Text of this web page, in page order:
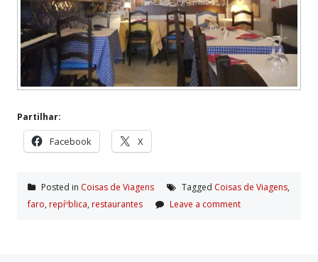
Partilhar:
Facebook X
Posted in Coisas de Viagens Tagged Coisas de Viagens,
faro, repíºblica, restaurantes Leave a comment